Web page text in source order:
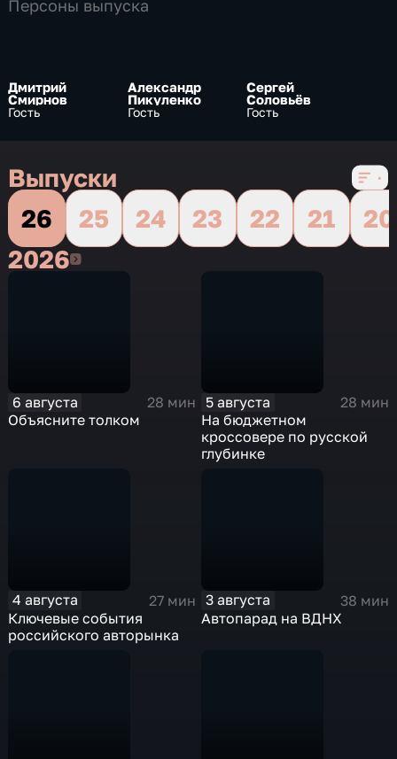
Персоны выпуска
Дмитрий
Смирнов
Гость
Александр
Пикуленко
Гость
Сергей
Соловьёв
Гость
Выпуски
26
25 24 23 22 21
20
20262026
6 августа
28 мин
Объясните толком
5 августа
28 мин
На бюджетном
кроссовере по русской
глубинке
4 августа
27 мин
Ключевые события
российского авторынка
3 августа
38 мин
Автопарад на ВДНХ